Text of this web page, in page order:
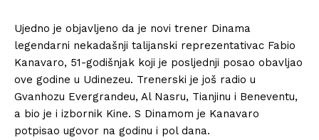
Ujedno je objavljeno da je novi trener Dinama
legendarni nekadašnji talijanski reprezentativac Fabio
Kanavaro, 51-godišnjak koji je posljednji posao obavljao
ove godine u Udinezeu. Trenerski je još radio u
Gvanhozu Evergrandeu, Al Nasru, Tianjinu i Beneventu,
a bio je i izbornik Kine. S Dinamom je Kanavaro
potpisao ugovor na godinu i pol dana.